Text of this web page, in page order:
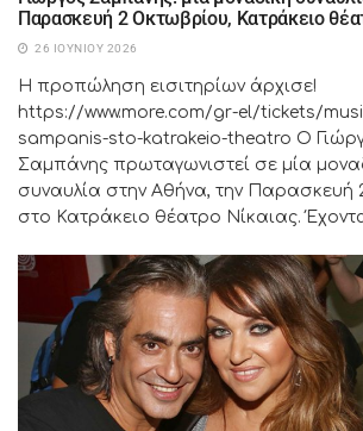
Παρασκευή 2 Οκτωβρίου, Κατράκειο
26 ΙΟΥΝΊΟΥ 2026
Η προπώληση εισιτηρίων άρχισε!
https://www.more.com/gr-el/tickets/
sampanis-sto-katrakeio-theatro Ο
Σαμπάνης πρωταγωνιστεί σε μία
συναυλία στην Αθήνα, την Παρασκευή
στο Κατράκειο θέατρο Νίκαιας.